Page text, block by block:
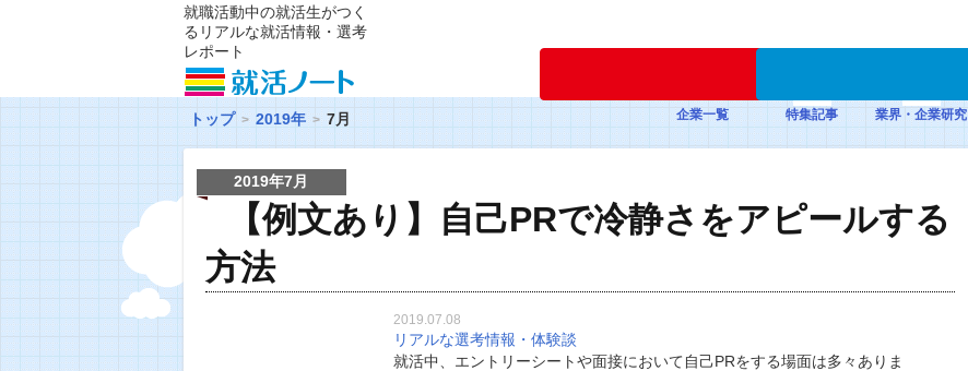
就職活動中の就活生がつく
るリアルな就活情報・選考
レポート
企業一覧 特集記事 業界・企業研究
トップ 2019年 7月
2019年7月
【例文あり】自己PRで冷静さをアピールする
方法
2019.07.08
リアルな選考情報・体験談
就活中、エントリーシートや面接において自己PRをする場面は多々ありま